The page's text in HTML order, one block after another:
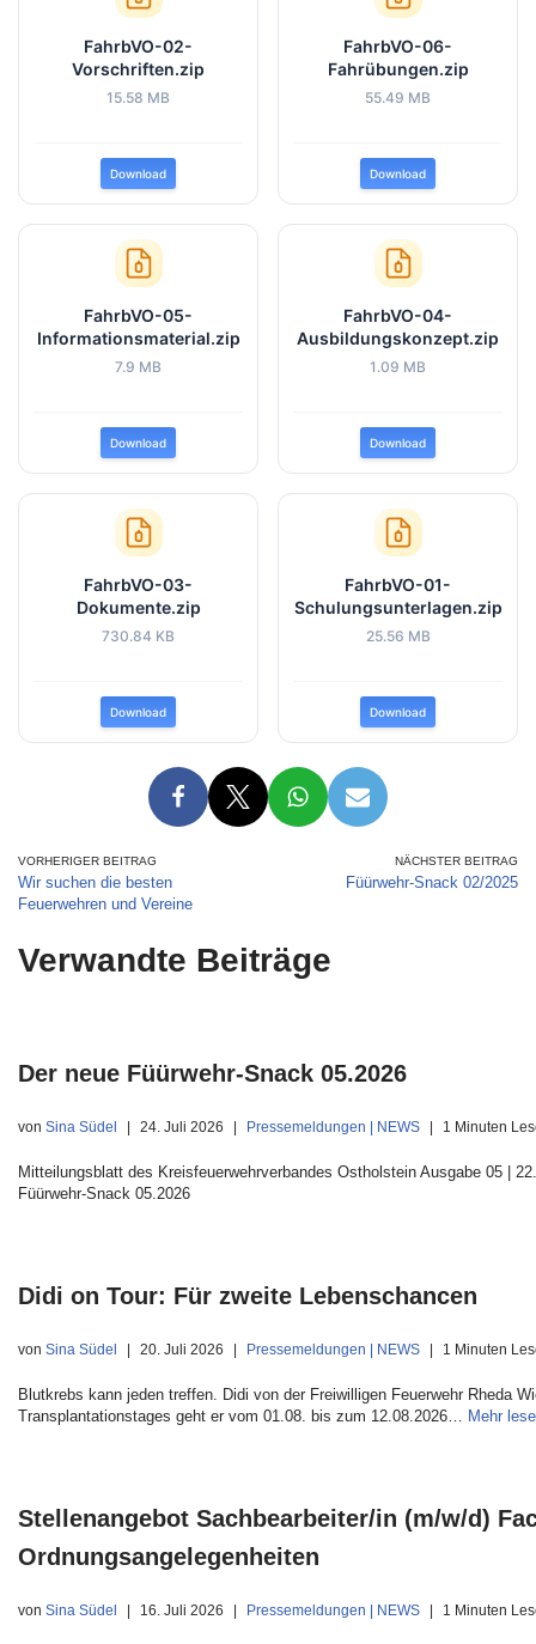
FahrbVO-02-
Vorschriften.zip
15.58 MB
Download
FahrbVO-06-
Fahrübungen.zip
55.49 MB
Download
FahrbVO-05-
Informationsmaterial.zip
7.9 MB
Download
FahrbVO-04-
Ausbildungskonzept.zip
1.09 MB
Download
FahrbVO-03-
Dokumente.zip
730.84 KB
Download
FahrbVO-01-
Schulungsunterlagen.zip
25.56 MB
Download
VORHERIGER BEITRAG
Wir suchen die besten
Feuerwehren und Vereine
NÄCHSTER BEITRAG
Füürwehr-Snack 02/2025
Verwandte Beiträge
Der neue Füürwehr-Snack 05.2026
von Sina Südel 24. Juli 2026 Pressemeldungen | NEWS 1 Minuten
Mitteilungsblatt des Kreisfeuerwehrverbandes Ostholstein Ausgabe 05 |
Füürwehr-Snack 05.2026
Didi on Tour: Für zweite Lebenschancen
von Sina Südel 20. Juli 2026 Pressemeldungen | NEWS 1 Minuten
Blutkrebs kann jeden treffen. Didi von der Freiwilligen Feuerwehr Rheda
Transplantationstages geht er vom 01.08. bis zum 12.08.2026… Mehr
Stellenangebot Sachbearbeiter/in (m/w/d)
Ordnungsangelegenheiten
von Sina Südel 16. Juli 2026 Pressemeldungen | NEWS 1 Minuten